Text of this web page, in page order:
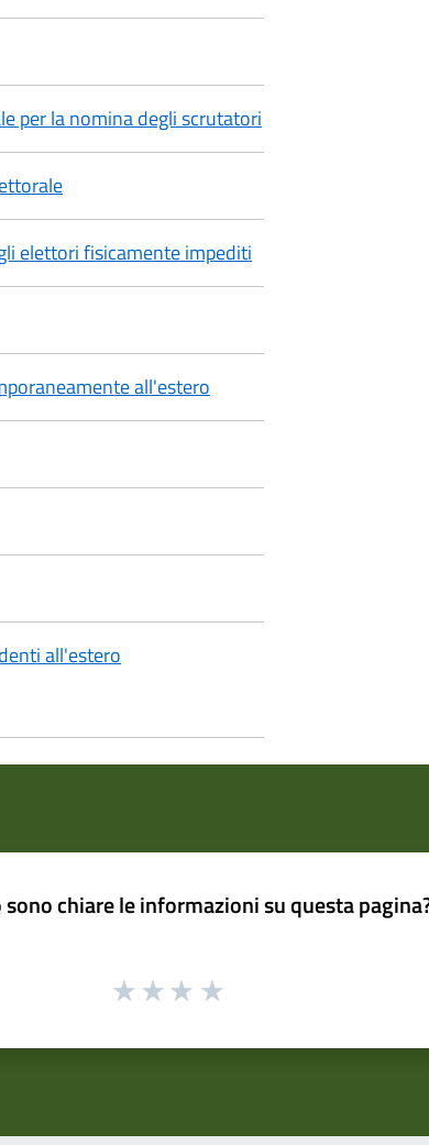
per la nomina degli scrutatori
elettori fisicamente impediti
all'estero
all'estero
sono chiare le informazioni su questa